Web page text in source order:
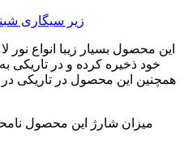
این محصول بسیار زیبا انواع نور
خود ذخیره کرده و در تاریکی
همچنین این محصول در تاریکی در
میزان شارژ این محصول